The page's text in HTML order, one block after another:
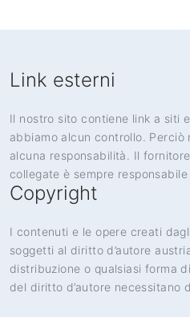
Link esterni
Il nostro sito contiene link a siti
abbiamo alcun controllo. Perciò
alcuna responsabilità. Il
collegate è sempre responsabile
Copyright
I contenuti e le opere creati
soggetti al diritto d’autore
distribuzione o qualsiasi forma
del diritto d’autore necessitano